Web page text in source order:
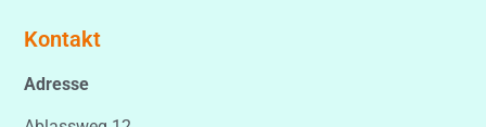
Kontakt
Adresse